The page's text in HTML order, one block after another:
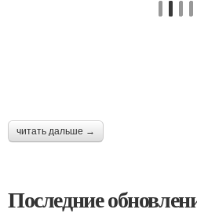
читать дальше →
Последние